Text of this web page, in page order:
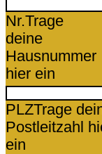
Nr.Trage
deine
Hausnummer
hier ein
PLZTrage
Postleitzahl
ein